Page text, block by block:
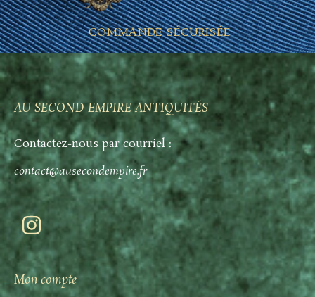
COMMANDE SÉCURISÉE
AU SECOND EMPIRE ANTIQUITÉS
Contactez-nous par courriel :
contact@ausecondempire.fr
Mon compte